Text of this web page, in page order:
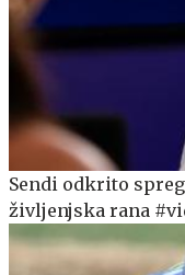
Sendi odkrito
življenjska rana